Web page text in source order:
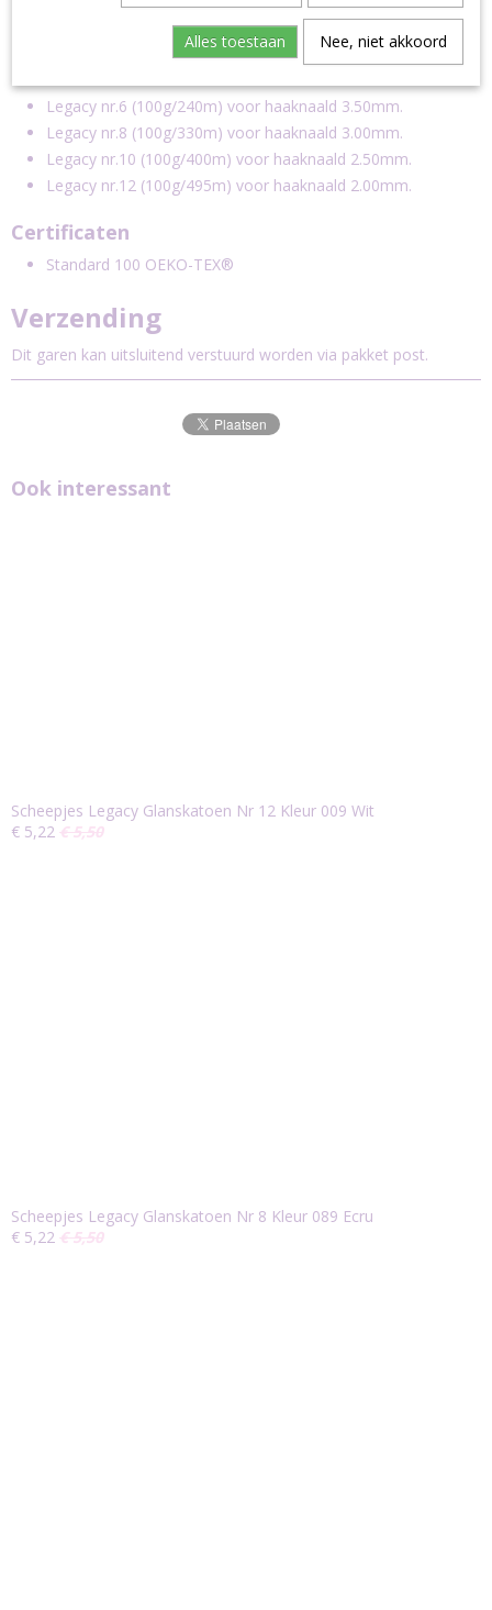
100% premium blend katoen
machinewasbaar tot 60°C
Legacy nr.6 (100g/240m) voor haaknaald 3.50mm.
Legacy nr.8 (100g/330m) voor haaknaald 3.00mm.
Legacy nr.10 (100g/400m) voor haaknaald 2.50mm.
Legacy nr.12 (100g/495m) voor haaknaald 2.00mm.
Certificaten
Standard 100 OEKO-TEX®
Verzending
Dit garen kan uitsluitend verstuurd worden via pakket post.
Ook interessant
Scheepjes Legacy Glanskatoen Nr 12 Kleur 009 Wit
€ 5,22 € 5,50
Scheepjes Legacy Glanskatoen Nr 8 Kleur 089 Ecru
€ 5,22 € 5,50
Alles toestaan Nee, niet akkoord